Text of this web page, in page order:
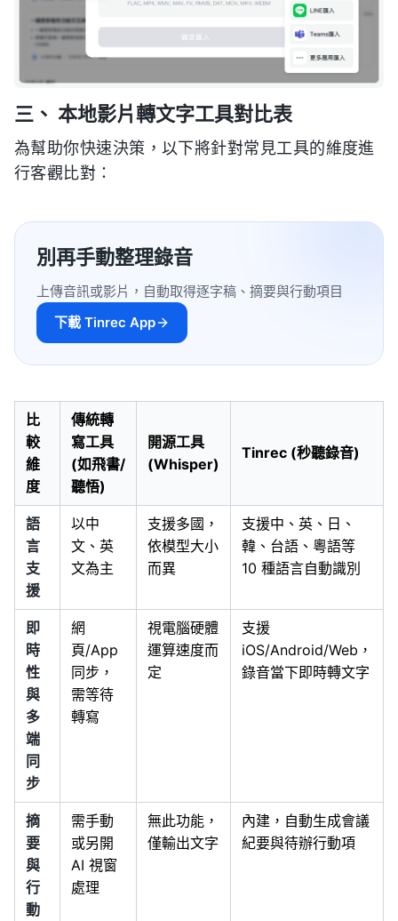
三、 本地影片轉文字工具對比表
為幫助你快速決策，以下將針對常見工具的維度進
行客觀比對：
別再手動整理錄音
上傳音訊或影片，自動取得逐字稿、摘要與行動項目
下載 Tinrec App
比
較
維
度
傳統轉
寫工具
(如飛書/
聽悟)
開源工具
(Whisper)
Tinrec (秒聽錄音)
語
言
支
援
以中
文、英
文為主
支援多國，
依模型大小
而異
支援中、英、日、
韓、台語、粵語等
10 種語言自動識別
即
時
性
與
多
端
同
步
網
頁/App
同步，
需等待
轉寫
視電腦硬體
運算速度而
定
支援
iOS/Android/Web，
錄音當下即時轉文字
摘
要
與
行
動
需手動
或另開
AI 視窗
處理
無此功能，
僅輸出文字
內建，自動生成會議
紀要與待辦行動項